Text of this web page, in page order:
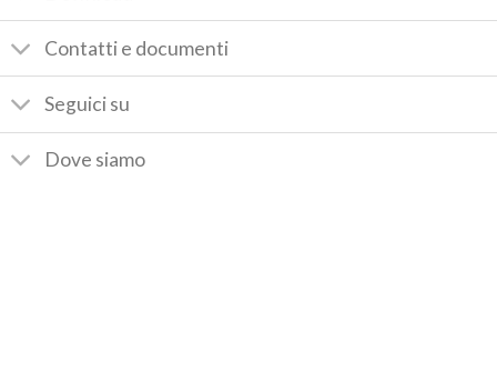
Contatti e documenti
Seguici su
Dove siamo